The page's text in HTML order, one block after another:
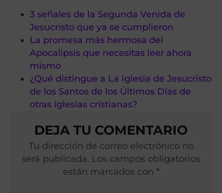
3 señales de la Segunda Venida de
Jesucristo que ya se cumplieron
La promesa más hermosa del
Apocalipsis que necesitas leer ahora
mismo
¿Qué distingue a La Iglesia de Jesucristo
de los Santos de los Últimos Días de
otras iglesias cristianas?
DEJA TU COMENTARIO
Tu dirección de correo electrónico no
será publicada. Los campos obligatorios
están marcados con *